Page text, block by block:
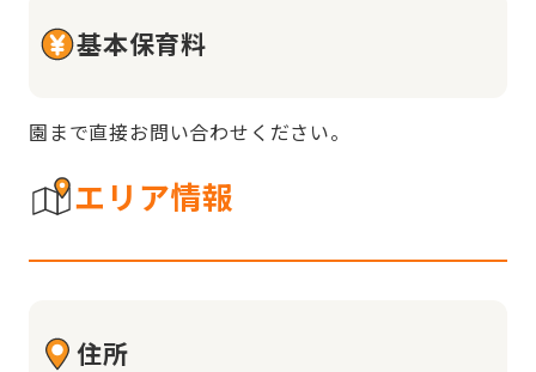
基本保育料
園まで直接お問い合わせください。
エリア情報
住所